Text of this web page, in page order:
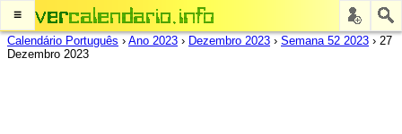
≡
Calendário Português › Ano 2023 › Dezembro 2023 › Semana 52 2023 › 27
Dezembro 2023